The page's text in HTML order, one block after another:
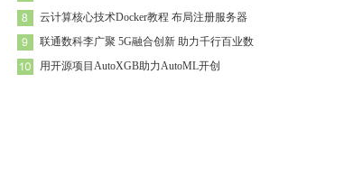
云计算核心技术Docker教程 布局注册服务器
联通数科李广聚 5G融合创新 助力千行百业数
用开源项目AutoXGB助力AutoML开创